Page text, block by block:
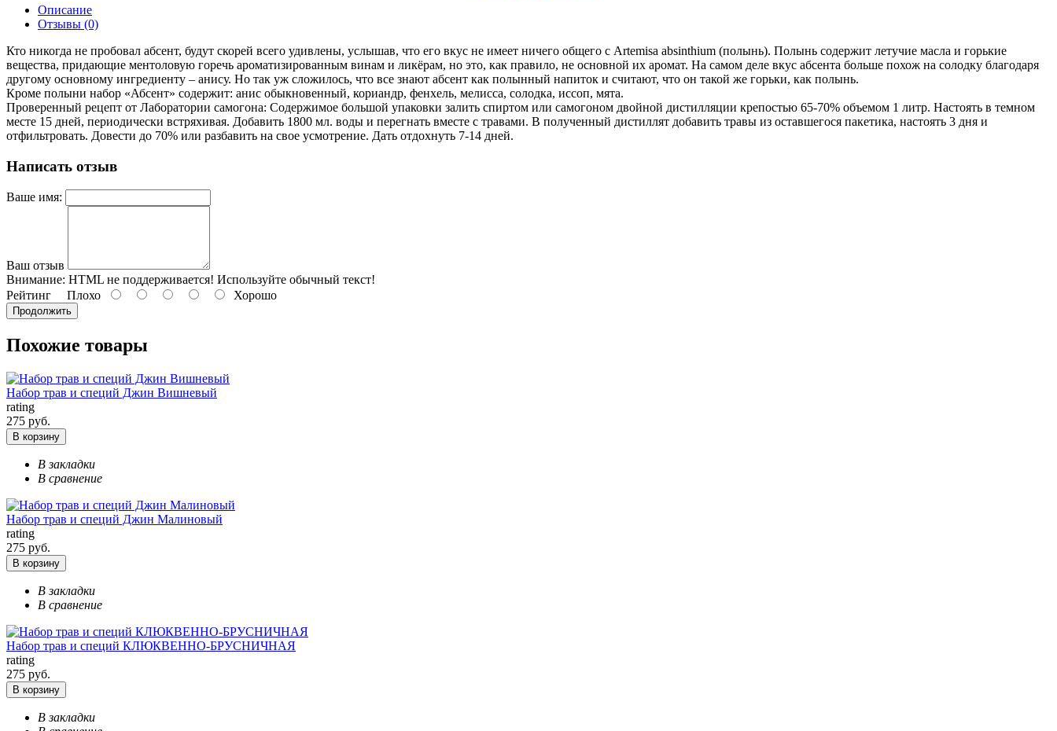
Описание
Отзывы (0)
Кто никогда не пробовал абсент, будут скорей всего удивлены, услышав, что его вкус не имеет ничего общего с Artemisa absinthium (полынь). Полынь содержит летучие масла и горькие
вещества, придающие ментоловую горечь ароматизированным винам и ликёрам, но это, как правило, не основной их аромат. На самом деле вкус абсента больше похож на солодку благодаря
другому основному ингредиенту – анису. Но так уж сложилось, что все знают абсент как полынный напиток и считают, что он такой же горьки, как полынь.
Кроме полыни набор «Абсент» содержит: анис обыкновенный, кориандр, фенхель, мелисса, солодка, иссоп, мята.
Проверенный рецепт от Лаборатории самогона: Содержимое большой упаковки залить спиртом или самогоном двойной дистилляции крепостью 65-70% объемом 1 литр. Настоять в темном
месте 15 дней, периодически встряхивая. Добавить 1800 мл. воды и перегнать вместе с травами. В полученный дистиллят добавить травы из оставшегося пакетика, настоять 3 дня и
отфильтровать. Довести до 70% или разбавить на свое усмотрение. Дать отдохнуть 7-14 дней.
Написать отзыв
Ваше имя:
Ваш отзыв
Внимание: HTML не поддерживается! Используйте обычный текст!
Рейтинг Плохо Хорошо
Продолжить
Похожие товары
Набор трав и специй Джин Вишневый
rating
275 руб.
В корзину
В закладки
В сравнение
Набор трав и специй Джин Малиновый
rating
275 руб.
В корзину
В закладки
В сравнение
Набор трав и специй КЛЮКВЕННО-БРУСНИЧНАЯ
rating
275 руб.
В корзину
В закладки